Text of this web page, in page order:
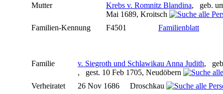
Mutter Krebs v. Romnitz Blandina, geb.
Mai 1689, Kroitsch
Familien-Kennung
F4501 Familienblatt
Familie v. Siegroth und Schlawikau Anna Judith,
, gest. 10 Feb 1705, Neudöbern
Verheiratet
26 Nov 1686
Droschkau